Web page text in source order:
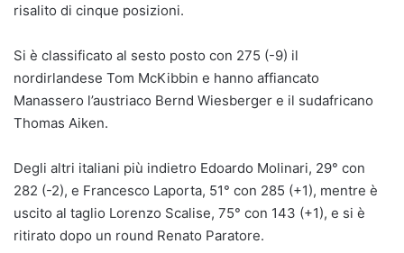
risalito di cinque posizioni.
Si è classificato al sesto posto con 275 (-9) il
nordirlandese Tom McKibbin e hanno affiancato
Manassero l’austriaco Bernd Wiesberger e il sudafricano
Thomas Aiken.
Degli altri italiani più indietro Edoardo Molinari, 29° con
282 (-2), e Francesco Laporta, 51° con 285 (+1), mentre è
uscito al taglio Lorenzo Scalise, 75° con 143 (+1), e si è
ritirato dopo un round Renato Paratore.